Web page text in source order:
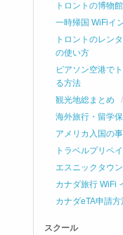
トロントの博物
一時帰国 WiFiイ
トロントのレン
の使い方
ピアソン空港で
る方法
観光地総まとめ
海外旅行・留学
アメリカ入国の
トラベルプリペ
エスニックタウン
カナダ旅行 WiFi
カナダeTA申請方
スクール